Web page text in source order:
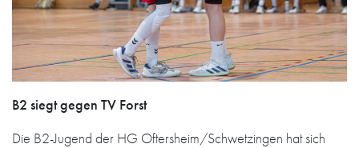
B2 siegt gegen TV Forst
Die B2-Jugend der HG Oftersheim/Schwetzingen hat sich